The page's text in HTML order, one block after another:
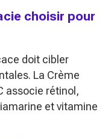
choisir pour
doit cibler
La Crème
associe rétinol,
et vitamine